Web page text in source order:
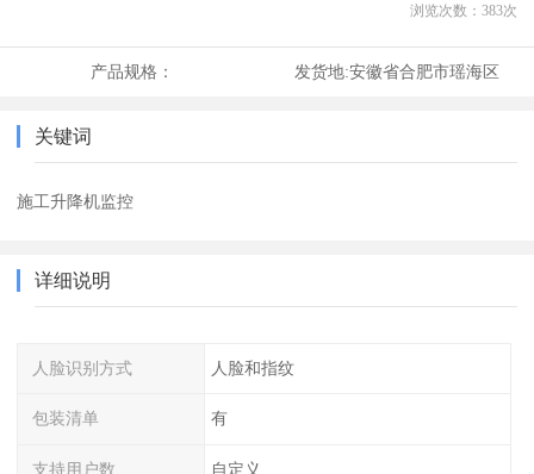
浏览次数： 383次
产品规格： 发货地:安徽省合肥市瑶海区
关键词
施工升降机监控
详细说明
人脸识别方式 人脸和指纹
包装清单 有
支持用户数 自定义